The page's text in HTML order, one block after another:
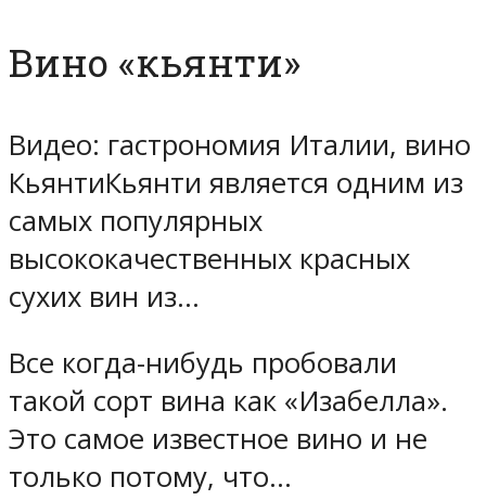
Вино «кьянти»
Видео: гастрономия Италии, вино
КьянтиКьянти является одним из
самых популярных
высококачественных красных
сухих вин из…
Все когда-нибудь пробовали
такой сорт вина как «Изабелла».
Это самое известное вино и не
только потому, что…